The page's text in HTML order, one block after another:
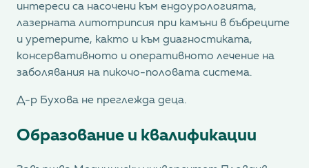
интереси са насочени към ендоурологията,
лазерната литотрипсия при камъни в бъбреците
и уретерите, както и към диагностиката,
консервативното и оперативното лечение на
заболявания на пикочо-половата система.
Д-р Бухова не преглежда деца.
Образование и квалификации